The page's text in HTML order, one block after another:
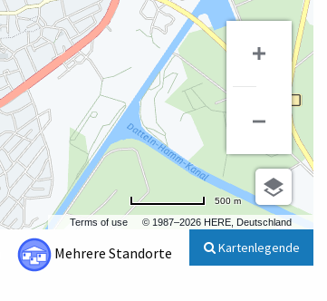
Terms of use © 1987–2026 HERE, Deutschland
500 m
Mehrere Standorte Kartenlegende